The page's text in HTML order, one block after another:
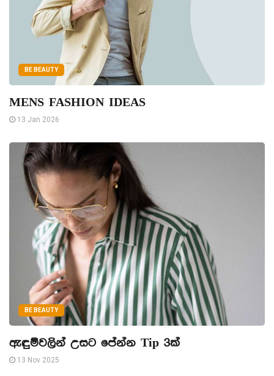
BE BEAUTY
MENS FASHION IDEAS
13 Jan 2026
BE BEAUTY
ඇඳුම්වලින් උසට පේන්න Tip 3ක්
13 Nov 2025